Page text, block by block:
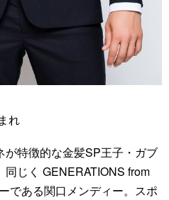
れ
が特徴的な金髪SP王子・ガブ
じく GENERATIONS from
である関口メンディー。スポ